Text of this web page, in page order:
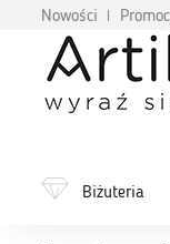
Nowości
Biżuteria